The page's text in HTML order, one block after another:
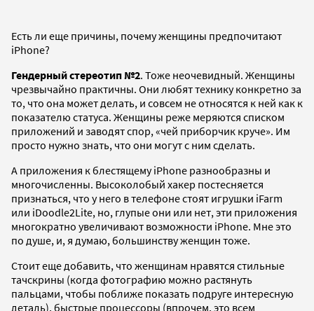
Есть ли еще причины, почему женщины предпочитают
iPhone?
Гендерный стереотип №2. Тоже неочевидный. Женщины
чрезвычайно практичны. Они любят технику конкретно за
то, что она может делать, и совсем не относятся к ней как к
показателю статуса. Женщины реже меряются списком
приложений и заводят спор, «чей приборчик круче». Им
просто нужно знать, что они могут с ним сделать.
А приложения к блестящему iPhone разнообразны и
многочисленны. Высоколобый хакер постесняется
признаться, что у него в телефоне стоят игрушки iFarm
или iDoodle2Lite, но, глупые они или нет, эти приложения
многократно увеличивают возможности iPhone. Мне это
по душе, и, я думаю, большинству женщин тоже.
Стоит еще добавить, что женщинам нравятся стильные
тачскрины (когда фотографию можно растянуть
пальцами, чтобы поближе показать подруге интересную
деталь), быстрые процессоры (впрочем, это всем